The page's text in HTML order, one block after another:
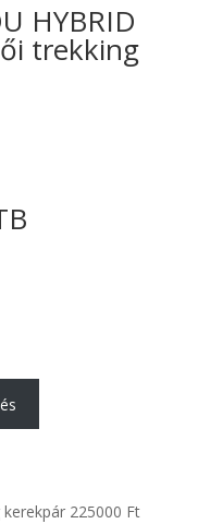
HYBRID
trekking
kerekpár 225000 Ft